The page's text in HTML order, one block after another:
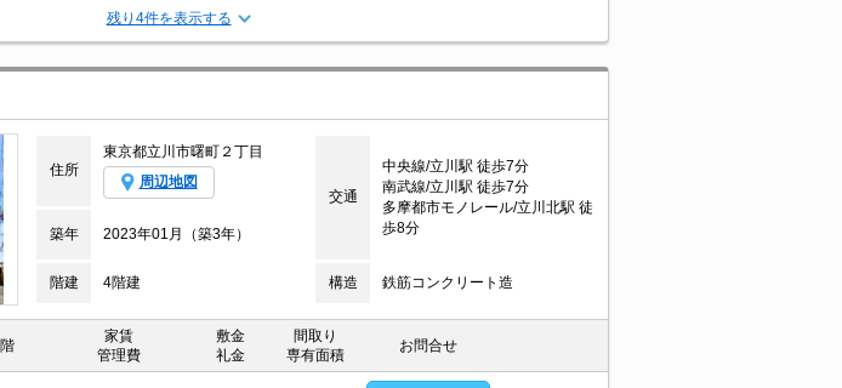
残り4件を表示する
住所
東京都立川市曙町２丁目
周辺地図
交通
中央線/立川駅 徒歩7分
南武線/立川駅 徒歩7分
多摩都市モノレール/立川北駅 徒
歩8分
築年 2023年01月（築3年）
階建 4階建 構造 鉄筋コンクリート造
階
家賃
管理費
敷金
礼金
間取り
専有面積
お問合せ